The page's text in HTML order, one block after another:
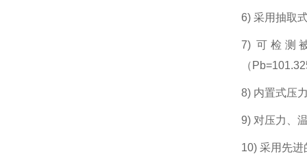
6) 采用抽取
7) 可检测
（
8) 内置式压
9) 对压力、
10) 采用先